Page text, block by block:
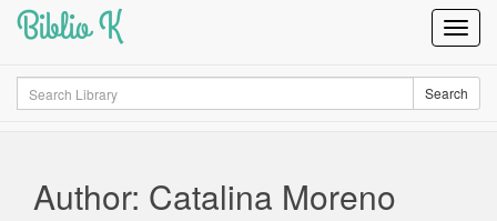
Biblio K
Search Search
Author: Catalina Moreno